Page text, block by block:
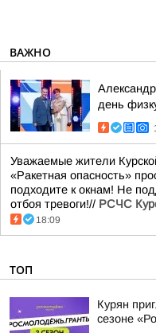
ВАЖНО
день
Уважаемые жители
«Ракетная опасность»
подходите к окнам! Не
отбоя тревоги!// РСЧС
18:09
ТОП
Курян
сезоне